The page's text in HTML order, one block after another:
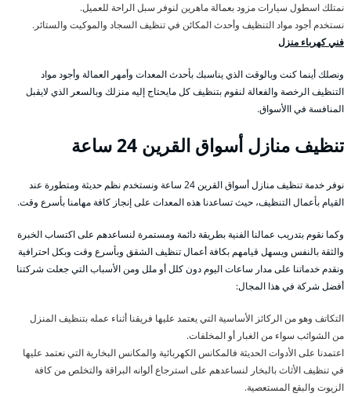
نمتلك اسطول سيارات مزود بعمالة ماهرين لنوفر سبل الراحة للعميل.
نستخدم أجود مواد التنظيف وأحدث المكائن في تنظيف السجاد والموكيت والستائر.
فني كهرباء منزل
ونصلك أينما كنت وبالوقت الذي يناسبك بأحدث المعدات وأمهر العمالة وأجود مواد
التنظيف الرخصة والفعالة لنقوم بتنظيف كل مايحتاج إليه منزلك وبالسعر الذي لايقبل
المنافسة في االأسواق.
تنظيف منازل أسواق القرين 24 ساعة
نوفر خدمة تنظيف منازل أسواق القرين 24 ساعة ونستخدم نظم حديثة ومتطورة عند
القيام بأعمال التنظيف، حيث تساعدنا هذه المعدات على إنجاز كافة مهامنا بأسرع وقت.
وكما نقوم بتدريب عمالنا الفنية بطريقة دائمة ومستمرة لنساعدهم على اكتساب الخبرة
والثقة بالنفس ويسهل قيامهم بكافة أعمال تنظيف الشقق وبأسرع وقت وبكل احترافية
ونقدم خدماتنا على مدار ساعات اليوم دون كلل أو ملل ومن الأسباب التي جعلت شركتنا
أفضل شركة في هذا المجال:
التكاتف وهو من الركائز الأساسية التي يعتمد عليها فريقنا أثناء عمله بتنظيف المنزل
من الشوائب سواء من الغبار أو المخلفات.
اعتمدنا على الأدوات الحديثة فالمكانس الكهربائية والمكانس البخارية التي نعتمد عليها
في تنظيف الأثاث بالبخار لنساعدهم على استرجاع ألوانه البراقة والتخلص من كافة
الزيوت والبقع المستعصية.